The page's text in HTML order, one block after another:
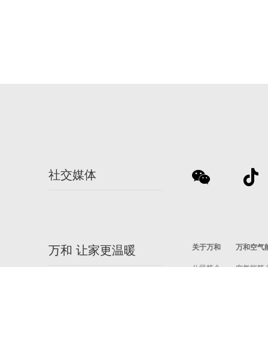
社交媒体
万和 让家更温暖 关于万和
公司简介
万和空气
空气能简